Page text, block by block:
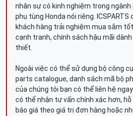
nhân sự có kinh nghiệm trong ngành
phụ tùng Honda nói riêng.
khách hàng trải nghiệm mua sắm
cạnh tranh, chính sách hậu mãi
thiết.
Ngoài việc có thể sử dụng bộ công
parts catalogue, danh sách mã bộ
của chúng tôi bạn có thể liên hệ
có thể nhận tư vấn chính xác hơn,
báo giá theo giá trị đơn hàng hoặc